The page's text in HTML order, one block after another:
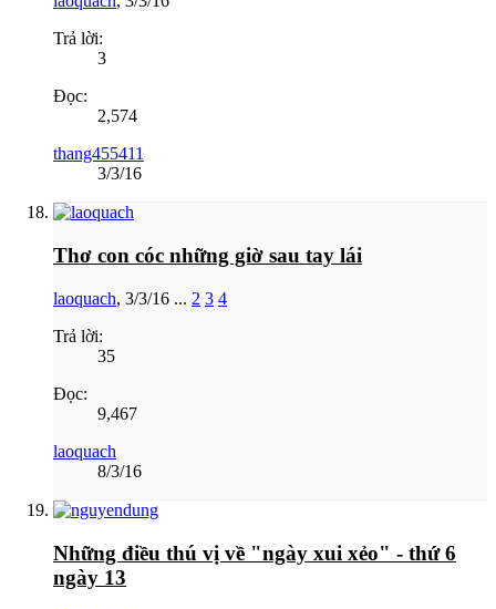
Trả lời:
3
Đọc:
2,574
thang455411
3/3/16
Thơ con cóc những giờ sau tay lái
laoquach, 3/3/16 ... 2 3 4
Trả lời:
35
Đọc:
9,467
laoquach
8/3/16
Những điều thú vị về "ngày xui xẻo" - thứ 6
ngày 13